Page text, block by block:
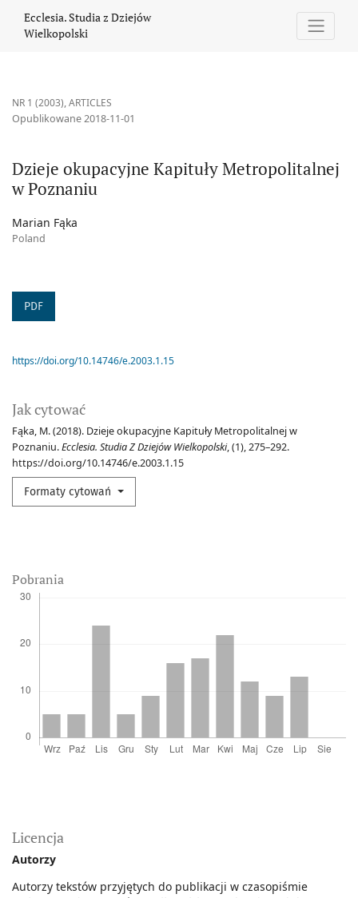
Ecclesia. Studia z Dziejów
Wielkopolski
NR 1 (2003),ARTICLES
Dzieje okupacyjne Kapituły Metropolitalnej
w Poznaniu
Opublikowane 2018-11-01
Marian Fąka
Poland
PDF
Jak cytować
Fąka, M. (2018). Dzieje okupacyjne Kapituły Metropolitalnej w
Poznaniu.Ecclesia. Studia Z Dziejów Wielkopolski, (1), 275–292.
https://doi.org/10.14746/e.2003.1.15
Formaty cytowań
https://doi.org/10.14746/e.2003.1.15
Pobrania
Licencja
Autorzy
Autorzy tekstów przyjętych do publikacji w czasopiśmie